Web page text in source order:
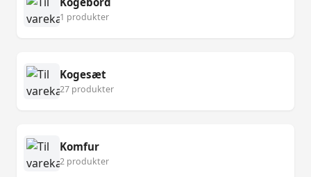
1 produkter
Kogesæt
27 produkter
Komfur
2 produkter